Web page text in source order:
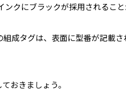
クにブラックが採用されること
組成タグは、表面に型番が記載
おきましょう。